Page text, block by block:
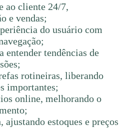
ao cliente 24/7,
e vendas;
do usuário com
entender tendências de
rotineiras, liberando
importantes;
online, melhorando o
ajustando estoques e preços